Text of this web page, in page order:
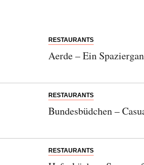
RESTAURANTS
Aerde – Ein
RESTAURANTS
Bundesbüdchen –
RESTAURANTS